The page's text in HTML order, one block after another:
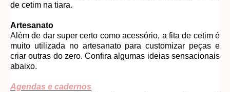
de cetim na tiara.
Artesanato
Além de dar super certo como acessório, a fita de cetim é
muito utilizada no artesanato para customizar peças e
criar outras do zero. Confira algumas ideias sensacionais
abaixo.
Agendas e cadernos